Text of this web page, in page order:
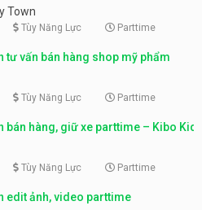
Town
Tùy Năng Lực Parttime
tư vấn bán hàng shop mỹ phẩm
Tùy Năng Lực Parttime
bán hàng, giữ xe parttime – Kibo Kid
Tùy Năng Lực Parttime
edit ảnh, video parttime